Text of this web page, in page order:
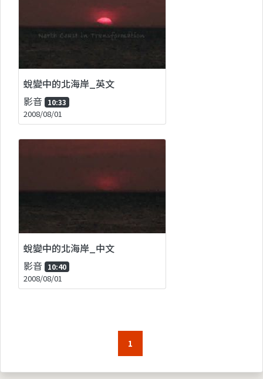
蛻變中的北海岸_英文
影音 10:33
2008/08/01
蛻變中的北海岸_中文
影音 10:40
2008/08/01
1